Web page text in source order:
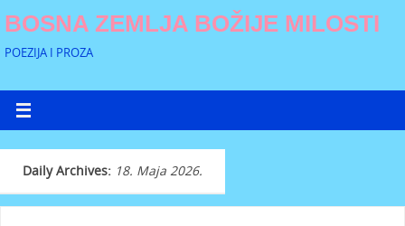
BOSNA ZEMLJA BOŽIJE MILOSTI
POEZIJA I PROZA
Daily Archives: 18. Maja 2026.